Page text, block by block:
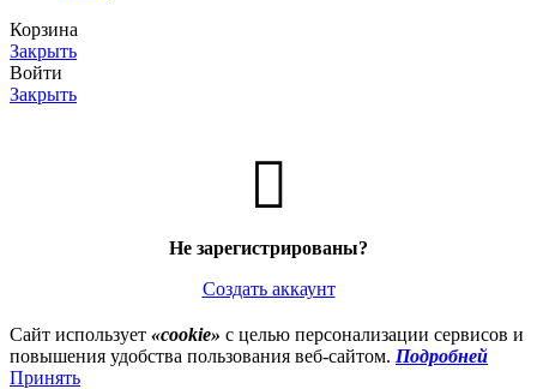
Корзина
Закрыть
Войти
Закрыть
Не зарегистрированы?
Создать аккаунт
Сайт использует «cookie» с целью персонализации сервисов и
повышения удобства пользования веб-сайтом. Подробней
Принять